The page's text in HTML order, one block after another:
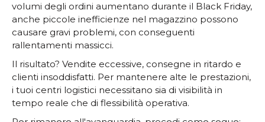
volumi degli ordini aumentano durante il Black Friday,
anche piccole inefficienze nel magazzino possono
causare gravi problemi, con conseguenti
rallentamenti massicci.
Il risultato? Vendite eccessive, consegne in ritardo e
clienti insoddisfatti. Per mantenere alte le prestazioni,
i tuoi centri logistici necessitano sia di visibilità in
tempo reale che di flessibilità operativa.